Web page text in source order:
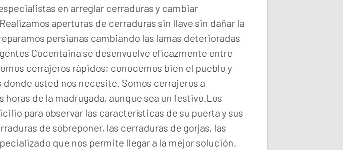
en arreglar cerraduras y cambiar
aperturas de cerraduras sin llave sin dañar la
persianas cambiando las lamas deterioradas
Cocentaina se desenvuelve eficazmente entre
cerrajeros rápidos; conocemos bien el pueblo y
donde usted nos necesite. Somos cerrajeros a
de la madrugada, aunque sea un festivo.Los
para observar las características de su puerta y sus
de sobreponer, las cerraduras de gorjas, las
que nos permite llegar a la mejor solución.